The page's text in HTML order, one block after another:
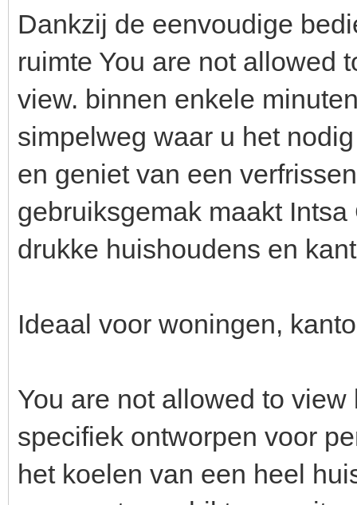
Dankzij de eenvoudige
ruimte You are not allowed
view. binnen enkele
simpelweg waar u het
en geniet van een
gebruiksgemak maakt
drukke huishoudens en
Ideaal voor woningen,
You are not allowed to
specifiek ontworpen voor
het koelen van een heel